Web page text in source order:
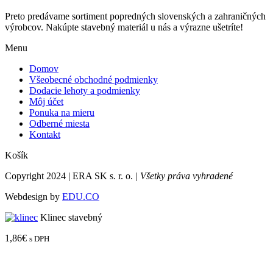
Preto predávame sortiment popredných slovenských a zahraničných
výrobcov. Nakúpte stavebný materiál u nás a výrazne ušetríte!
Menu
Domov
Všeobecné obchodné podmienky
Dodacie lehoty a podmienky
Môj účet
Ponuka na mieru
Odberné miesta
Kontakt
Košík
Copyright 2024 | ERA SK s. r. o. | Všetky práva vyhradené
Webdesign by EDU.CO
Klinec stavebný
1,86€ s DPH